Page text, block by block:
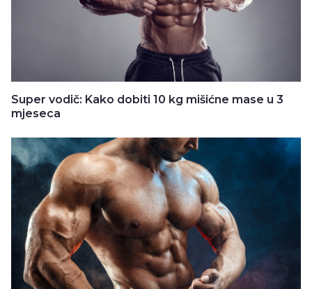
Super vodič: Kako dobiti 10 kg mišićne mase u 3
mjeseca